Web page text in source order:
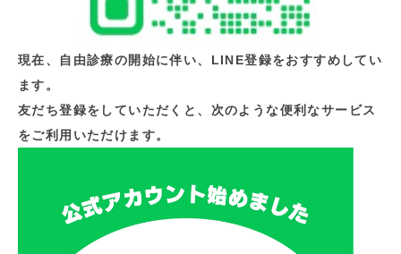
現在、自由診療の開始に伴い、LINE登録をおすすめしてい
ます。
友だち登録をしていただくと、次のような便利なサービス
をご利用いただけます。